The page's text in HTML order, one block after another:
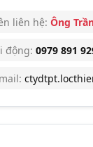
liên hệ: Ông
động: 0979 891